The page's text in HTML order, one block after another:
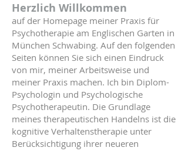
Herzlich Willkommen
auf der Homepage meiner Praxis für
Psychotherapie am Englischen Garten in
München Schwabing. Auf den folgenden
Seiten können Sie sich einen Eindruck
von mir, meiner Arbeitsweise und
meiner Praxis machen. Ich bin Diplom-
Psychologin und Psychologische
Psychotherapeutin. Die Grundlage
meines therapeutischen Handelns ist die
kognitive Verhaltenstherapie unter
Berücksichtigung ihrer neueren